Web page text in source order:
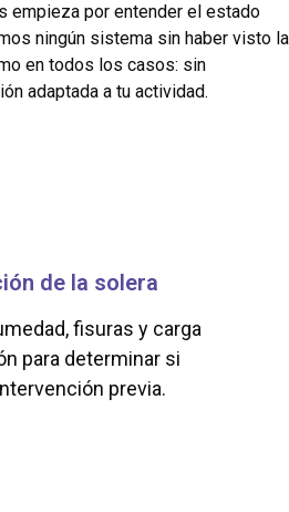
empieza por entender el estado
ningún sistema sin haber visto la
en todos los casos: sin
adaptada a tu actividad.
de la solera
fisuras y carga
para determinar si
previa.